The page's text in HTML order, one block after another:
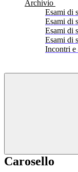
Archivio
Esami di
Esami di
Esami di
Esami di
Incontri e
Carosello